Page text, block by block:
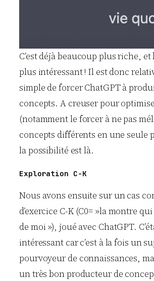
C’est déjà beaucoup plus riche,
plus intéressant ! Il est donc
simple de forcer ChatGPT à
concepts. A creuser pour
(notamment le forcer à ne pas
concepts différents en une seule
la possibilité est là.
Exploration C-K
Nous avons ensuite sur un cas
d’exercice C-K (C0= »la montre
de moi »), joué avec ChatGPT.
intéressant car c’est à la fois un
pourvoyeur de connaissances,
un très bon producteur de